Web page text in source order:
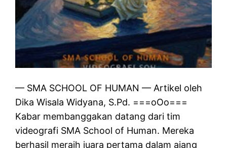
— SMA SCHOOL OF HUMAN — Artikel oleh
Dika Wisala Widyana, S.Pd. ===oOo===
Kabar membanggakan datang dari tim
videografi SMA School of Human. Mereka
berhasil meraih juara pertama dalam ajang